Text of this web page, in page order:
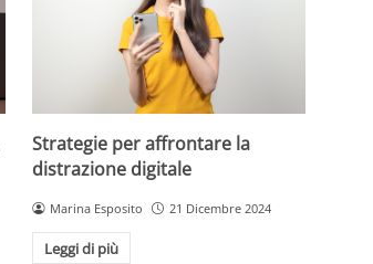
Strategie per affrontare la
distrazione digitale
Marina Esposito 21 Dicembre 2024
Leggi di più